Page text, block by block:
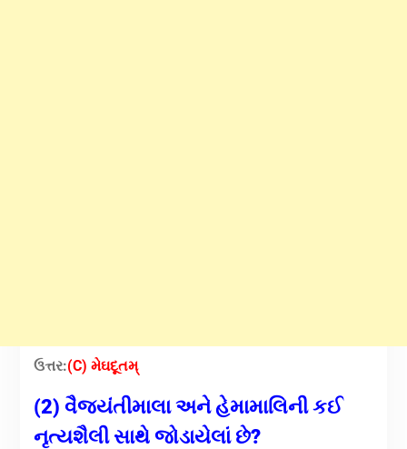
ઉત્તર:(C) મેઘદૂતમ્
(2) વૈજ્યંતીમાલા અને હેમામાલિની કઈ
નૃત્યશૈલી સાથે જોડાયેલાં છે?